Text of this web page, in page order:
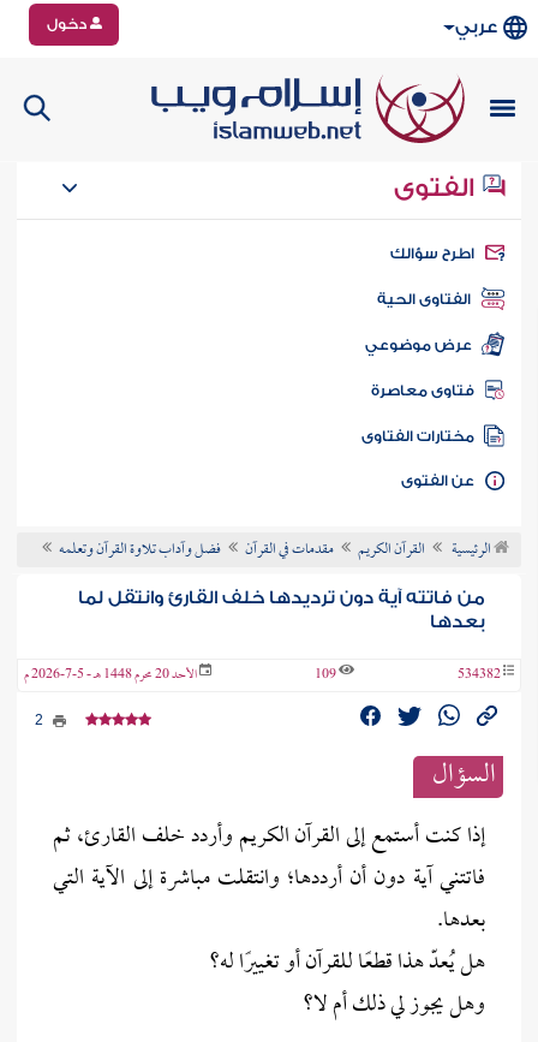
عربي دخول
الفتوى
سؤالك
الفتاوى الحية
عرض موضوعي
فتاوى معاصرة
مختارات الفتاوى
الفتوى
الرئيسية القرآن الكريم مقدمات في القرآن فضل وآداب تلاوة القرآن وتعلمه
من فاتته آية دون ترديدها خلف القارئ وانتقل لما
بعدها
534382
109 الأحد 20 محرم 1448 هـ - 5-7-2026 م
السؤال
إذا كنت أستمع إلى القرآن الكريم وأردد خلف القارئ، ثم
فاتتني آية دون أن أرددها؛ وانتقلت مباشرة إلى الآية التي
بعدها.
هل يُعدّ هذا قطعًا للقرآن أو تغييرًا له؟
وهل يجوز لي ذلك أم لا؟